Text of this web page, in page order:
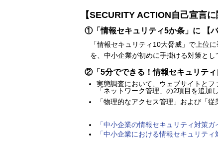
【SECURITY ACTION自己宣言
①「情報セキュリティ5か条」に 【
「情報セキュリティ10大脅威」で上位
を、中小企業が初めに手掛ける対策とし
②「5分でできる！情報セキュリティ
実態調査において、ウェブサイトと
「ネットワーク管理」の2項目を追加し
「物理的なアクセス管理」および「
「中小企業の情報セキュリティ対策
「中小企業における情報セキュリテ